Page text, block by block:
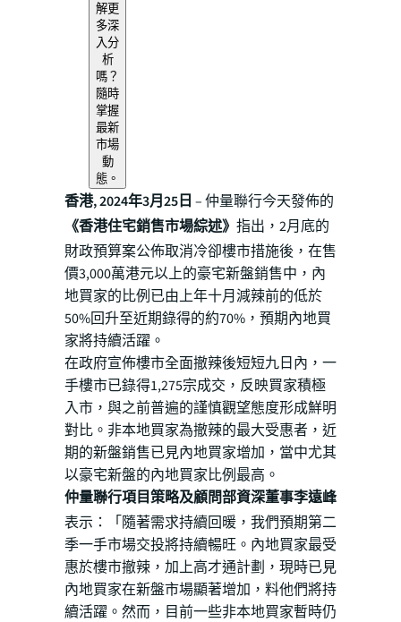
解更
多深
入分
析
嗎？
隨時
掌握
最新
市場
動
態。
香港, 2024年3月25日 – 仲量聯行今天發佈的
《香港住宅銷售市場綜述》 指出，2月底的
財政預算案公佈取消冷卻樓市措施後，在售
價3,000萬港元以上的豪宅新盤銷售中，內
地買家的比例已由上年十月減辣前的低於
50%回升至近期錄得的約70%，預期內地買
家將持續活躍。
在政府宣佈樓市全面撤辣後短短九日內，一
手樓市已錄得1,275宗成交，反映買家積極
入市，與之前普遍的謹慎觀望態度形成鮮明
對比。非本地買家為撤辣的最大受惠者，近
期的新盤銷售已見內地買家增加，當中尤其
以豪宅新盤的內地買家比例最高。
仲量聯行項目策略及顧問部資深董事李遠峰
表示：「隨著需求持續回暖，我們預期第二
季一手市場交投將持續暢旺。內地買家最受
惠於樓市撤辣，加上高才通計劃，現時已見
內地買家在新盤市場顯著增加，料他們將持
續活躍。然而，目前一些非本地買家暫時仍